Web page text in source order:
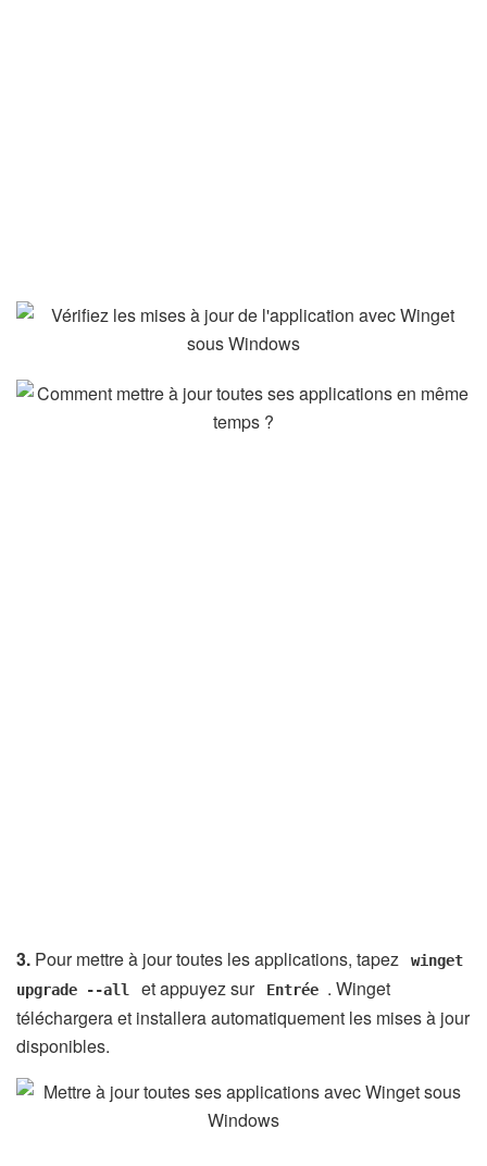
3. Pour mettre à jour toutes les applications, tapez
winget
upgrade --all
et appuyez sur Entrée . Winget
téléchargera et installera automatiquement les mises à jour
disponibles.